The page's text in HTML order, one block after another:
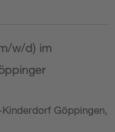
w/d) im
Göppingen,